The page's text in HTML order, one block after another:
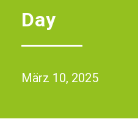
Day
März 10, 2025